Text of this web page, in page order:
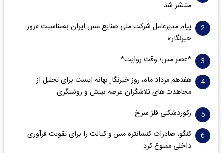
منتشر شد
پیام مدیرعامل شرکت ملی صنایع مس ایران به‌مناسبت «روز
خبرنگار»
*عصر مس؛ وقتِ روایت*
هفدهم مرداد ماه، روز خبرنگار بهانه ایست برای تجلیل از
مجاهدت های تلاشگران عرصه بینش و روشنگری
رکوردشکنی فلز سرخ
کنگو، صادرات کنسانتره مس و کبالت را برای تقویت فرآوری
داخلی ممنوع کرد